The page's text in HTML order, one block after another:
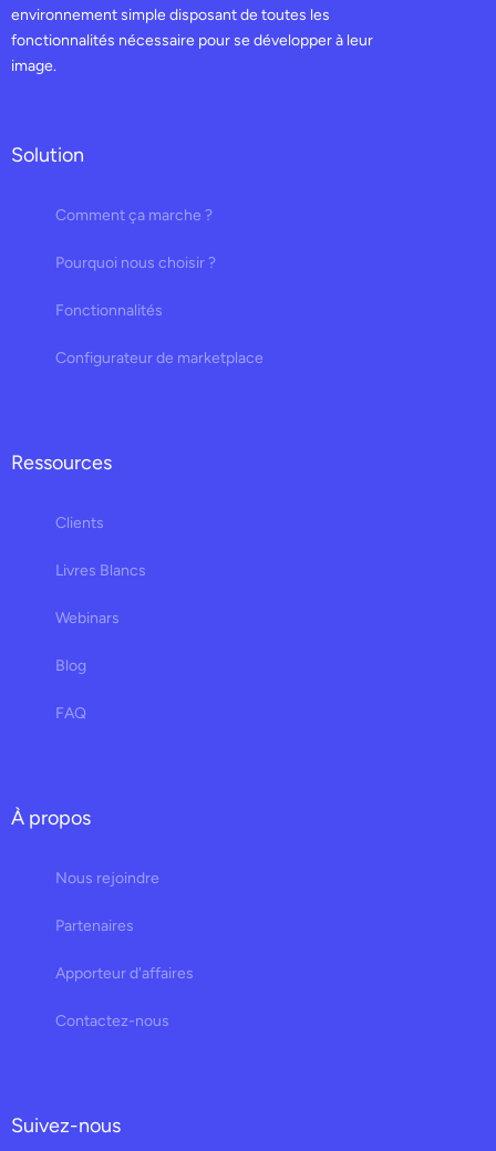
environnement simple disposant de toutes les
fonctionnalités nécessaire pour se développer à leur
image.
Solution
Comment ça marche ?
Pourquoi nous choisir ?
Fonctionnalités
Configurateur de marketplace
Ressources
Clients
Livres Blancs
Webinars
Blog
FAQ
À propos
Nous rejoindre
Partenaires
Apporteur d'affaires
Contactez-nous
Suivez-nous